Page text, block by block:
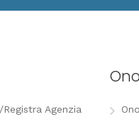
Agenzia